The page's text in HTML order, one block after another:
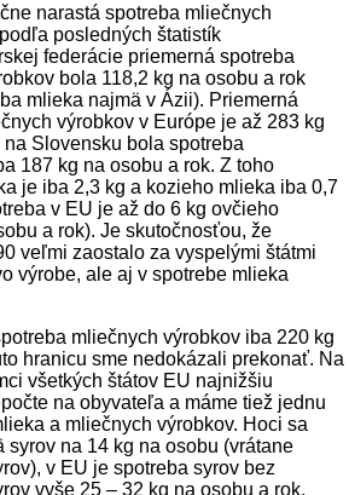
narastá spotreba mliečnych
posledných štatistík
federácie priemerná spotreba
bola 118,2 kg na osobu a rok
mlieka najmä v Ázii). Priemerná
výrobkov v Európe je až 283 kg
Slovensku bola spotreba
187 kg na osobu a rok. Z toho
je iba 2,3 kg a kozieho mlieka iba 0,7
v EU je až do 6 kg ovčieho
a rok). Je skutočnosťou, že
veľmi zaostalo za vyspelými štátmi
výrobe, ale aj v spotrebe mlieka
mliečnych výrobkov iba 220 kg
hranicu sme nedokázali prekonať. Na
všetkých štátov EU najnižšiu
na obyvateľa a máme tiež jednu
a mliečnych výrobkov. Hoci sa
syrov na 14 kg na osobu (vrátane
v EU je spotreba syrov bez
vyše 25 – 32 kg na osobu a rok.